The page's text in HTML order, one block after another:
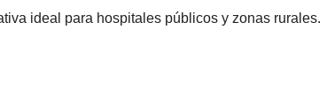
ideal para hospitales públicos y zonas rurales.